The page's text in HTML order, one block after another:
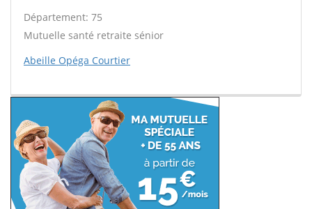
Département: 75
Mutuelle santé retraite sénior
Abeille Opéga Courtier